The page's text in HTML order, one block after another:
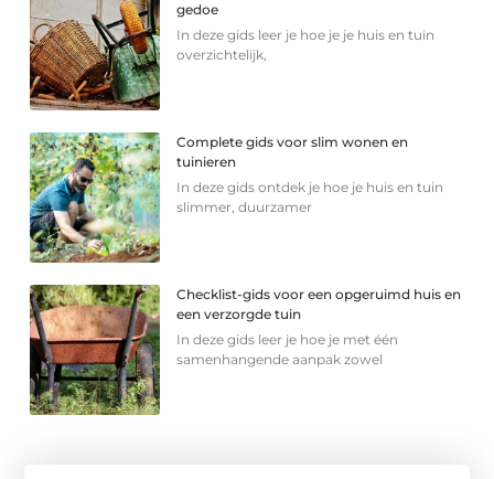
gedoe
In deze gids leer je hoe je je huis en tuin
overzichtelijk,
Complete gids voor slim wonen en
tuinieren
In deze gids ontdek je hoe je huis en tuin
slimmer, duurzamer
Checklist-gids voor een opgeruimd huis en
een verzorgde tuin
In deze gids leer je hoe je met één
samenhangende aanpak zowel